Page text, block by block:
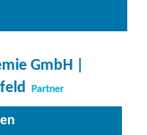
GmbH |
Partner